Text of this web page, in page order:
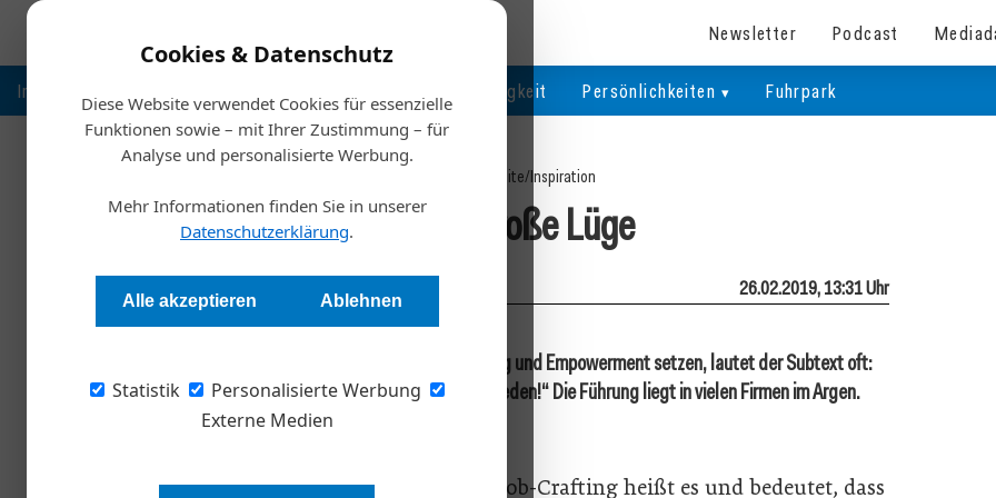
Cookies & Datenschutz
Diese Website verwendet Cookies für essenzielle
Funktionen sowie – mit Ihrer Zustimmung – für
Analyse und personalisierte Werbung.
Mehr Informationen finden Sie in unserer
Datenschutzerklärung.
Alle akzeptieren Ablehnen
Statistik
Personalisierte Werbung
Externe Medien
Newsletter Podcast
Inspiration Nachhaltigkeit Persönlichkeiten Fuhrpark
Startseite/Inspiration
Die große Lüge
Redaktion 26.02.2019, 13:31 Uhr
Wenn Manager auf Konzepte wie Selbstführung und Empowerment setzen, lautet der Subtext oft:
„Macht ihr den Mist und lasst mich damit in Frieden!“ Die Führung liegt in vielen Firmen im Argen.
Wie das kam und wo man ansetzen könnte.
Es gibt schon wieder etwas Neues. Job-Crafting heißt es und bedeutet, dass